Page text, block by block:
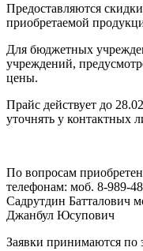
Предоставляются
приобретаемой
Для бюджетных
учреждений,
цены.
Прайс действует до
уточнять у контактных
По вопросам
телефонам: моб. 8-989-
Садрутдин Батталович
Джанбул Юсупович
Заявки принимаются по